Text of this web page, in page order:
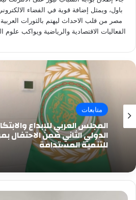
باول، ويمثل إضافة قوية في الفضاء
مصر من قلب الاحداث ليهتم بالثورات
الفعاليات الاقتصادية والرياضية ويواكب علوم
متابعات
المجلس العربي للإبداع
للتنمية المستدامة
جاد